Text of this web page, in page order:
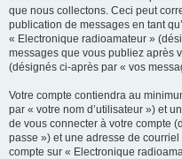
que nous collectons. Ceci peut
publication de messages en tant
« Electronique radioamateur »
messages que vous publiez après
(désignés ci-après par « vos
Votre compte contiendra au
par « votre nom d’utilisateur ») et
de vous connecter à votre compte
passe ») et une adresse de
compte sur « Electronique